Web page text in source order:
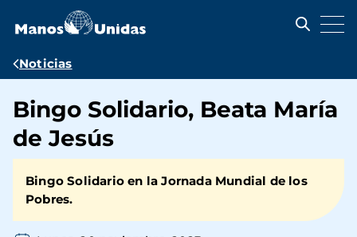
contenido
Ruta
navegación
Noticias
Bingo Solidario, Beata María
de Jesús
Bingo Solidario en la Jornada Mundial de los
Pobres.